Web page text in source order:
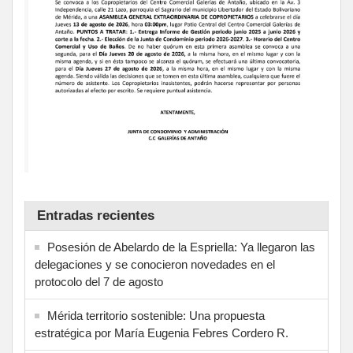
Entradas recientes
Posesión de Abelardo de la Espriella: Ya llegaron las
delegaciones y se conocieron novedades en el
protocolo del 7 de agosto
Mérida territorio sostenible: Una propuesta
estratégica por María Eugenia Febres Cordero R.